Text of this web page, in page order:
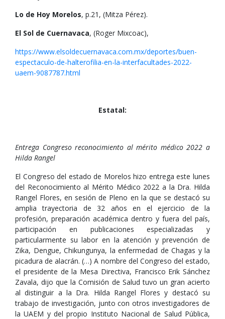
Lo de Hoy Morelos, p.21, (Mitza Pérez).
El Sol de Cuernavaca, (Roger Mixcoac),
https://www.elsoldecuernavaca.com.mx/deportes/buen-
espectaculo-de-halterofilia-en-la-interfacultades-2022-
uaem-9087787.html
Estatal:
Entrega Congreso reconocimiento al mérito médico 2022 a
Hilda Rangel
El Congreso del estado de Morelos hizo entrega este lunes
del Reconocimiento al Mérito Médico 2022 a la Dra. Hilda
Rangel Flores, en sesión de Pleno en la que se destacó su
amplia trayectoria de 32 años en el ejercicio de la
profesión, preparación académica dentro y fuera del país,
participación en publicaciones especializadas y
particularmente su labor en la atención y prevención de
Zika, Dengue, Chikungunya, la enfermedad de Chagas y la
picadura de alacrán. (…) A nombre del Congreso del estado,
el presidente de la Mesa Directiva, Francisco Erik Sánchez
Zavala, dijo que la Comisión de Salud tuvo un gran acierto
al distinguir a la Dra. Hilda Rangel Flores y destacó su
trabajo de investigación, junto con otros investigadores de
la UAEM y del propio Instituto Nacional de Salud Pública,